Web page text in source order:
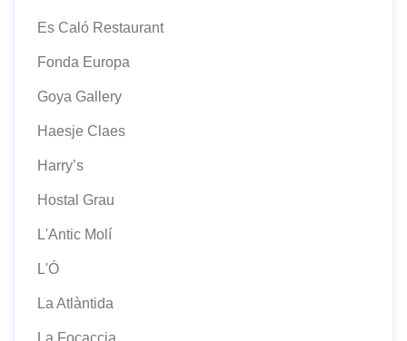
Es Caló Restaurant
Fonda Europa
Goya Gallery
Haesje Claes
Harry’s
Hostal Grau
L'Antic Molí
L'Ó
La Atlàntida
La Focaccia